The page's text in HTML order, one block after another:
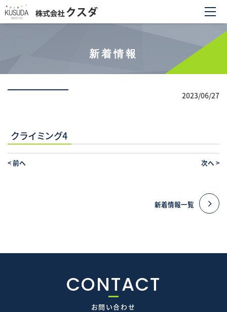
新着情報
2023/06/27
クライミング4
<前へ 次へ >
新着情報一覧
CONTACT
お問い合わせ